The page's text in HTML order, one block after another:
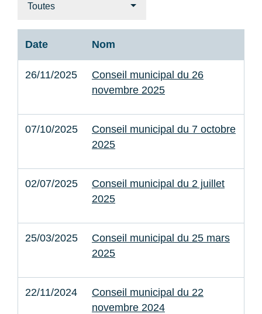
Toutes
Date Nom
26/11/2025
Conseil municipal du 26
novembre 2025
07/10/2025
Conseil municipal du 7 octobre
2025
02/07/2025
Conseil municipal du 2 juillet
2025
25/03/2025
Conseil municipal du 25 mars
2025
22/11/2024
Conseil municipal du 22
novembre 2024